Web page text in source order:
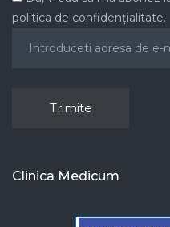
politica de confidențialitate.
Clinica Medicum